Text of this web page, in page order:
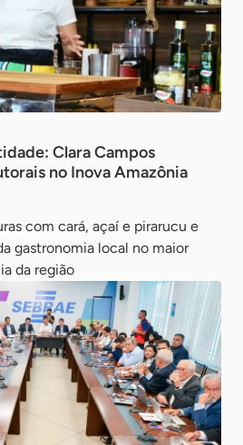
Clara Campos
no Inova Amazônia
com cará, açaí e pirarucu e
gastronomia local no maior
da região